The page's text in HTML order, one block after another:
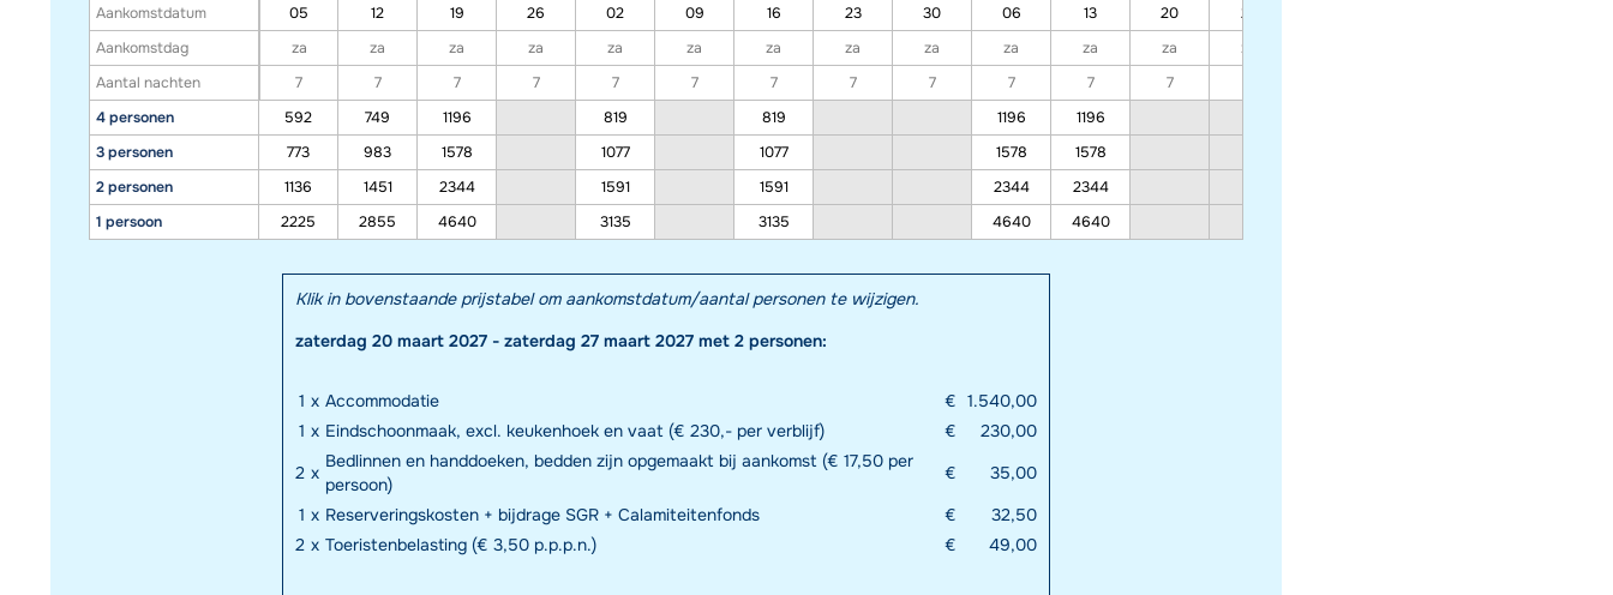
Aankomstdatum
Aankomstdag
Aantal nachten
4 personen
3 personen
2 personen
1 persoon
05 12 19 26 02 09 16 23 30 06 13 20 27
za
za za za za za za za za za za za za
7
7 7 7 7 7 7 7 7 7 7 7
592
749 1196 819 819 1196 1196
773
983 1578 1077 1077 1578 1578
1136
1451 2344 1591 1591 2344 2344
2225
2855 4640 3135 3135 4640 4640
Klik in bovenstaande prijstabel om aankomstdatum/aantal personen te wijzigen.
zaterdag 20 maart 2027 - zaterdag 27 maart 2027 met 2 personen:
1 x Accommodatie € 1.540,00
1 x Eindschoonmaak, excl. keukenhoek en vaat (€ 230,- per verblijf) €
230,00
2 x
Bedlinnen en handdoeken, bedden zijn opgemaakt bij aankomst (€ 17,50 per
persoon)
€
35,00
1 x Reserveringskosten + bijdrage SGR + Calamiteitenfonds €
32,50
2 x Toeristenbelasting (€ 3,50 p.p.p.n.) € 49,00